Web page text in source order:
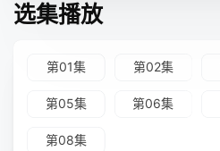
选集播放
第01集 第02集
第05集 第06集
第08集